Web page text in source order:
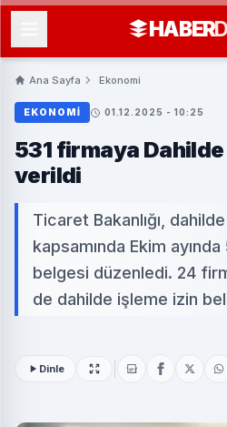
HABER
Ana Sayfa Ekonomi
EKONOMI 01.12.2025 - 10:25
531 firmaya
verildi
Ticaret Bakanlığı,
kapsamında Ekim
belgesi düzenledi. 24
de dahilde işleme izin
Dinle